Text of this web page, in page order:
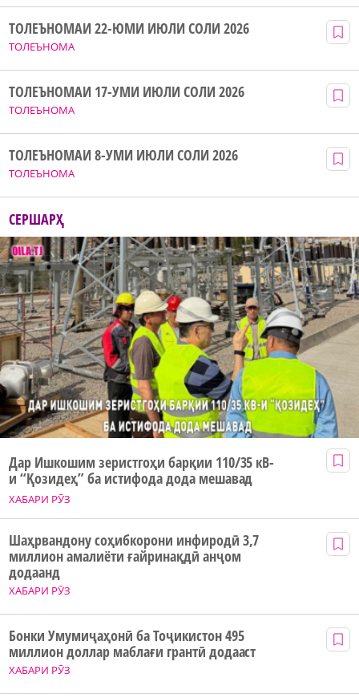
ТОЛЕЪНОМА
ТОЛЕЪНОМАИ 22-ЮМИ ИЮЛИ СОЛИ 2026
ТОЛЕЪНОМА
ТОЛЕЪНОМАИ 17-УМИ ИЮЛИ СОЛИ 2026
ТОЛЕЪНОМА
ТОЛЕЪНОМАИ 8-УМИ ИЮЛИ СОЛИ 2026
СЕРШАРҲ
ХАБАРИ РӮЗ
Дар Ишкошим зеристгоҳи барқии 110/35 кВ-
и “Қозидеҳ” ба истифода дода мешавад
ХАБАРИ РӮЗ
Шаҳрвандону соҳибкорони инфиродӣ 3,7
миллион амалиёти ғайринақдӣ анҷом
додаанд
ХАБАРИ РӮЗ
Бонки Умумиҷаҳонӣ ба Тоҷикистон 495
миллион доллар маблағи грантӣ додааст